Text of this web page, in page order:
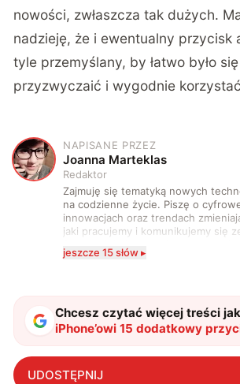
nowości, zwłaszcza tak dużych.
nadzieję, że i ewentualny przycisk
tyle przemyślany, by łatwo było
przyzwyczaić i wygodnie
J
NAPISANE PRZEZ
Joanna Marteklas
Redaktor
Zajmuję się tematyką nowych
na codzienne życie. Piszę o
innowacjach oraz trendach
jaki pracujemy i komunikujemy się
technologii a współczesną
jeszcze 15 słów ▸
Chcesz czytać więcej treści jak
iPhone’owi 15 dodatkowy
się sztuczek, które smartfony
znają od lat"?
UDOSTĘPNIJ